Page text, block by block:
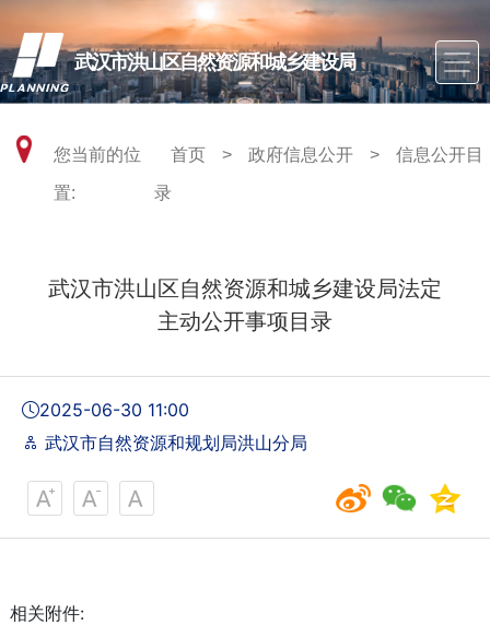
武汉市洪山区自然资源和城乡建设局
您当前的位
置:
首页 > 政府信息公开 > 信息公开目
录
武汉市洪山区自然资源和城乡建设局法定
主动公开事项目录
2025-06-30 11:00
武汉市自然资源和规划局洪山分局
相关附件: